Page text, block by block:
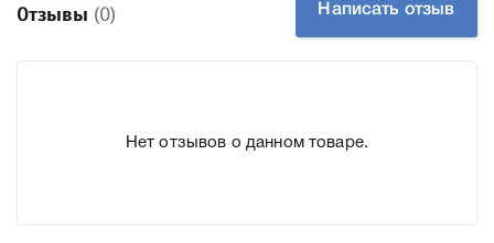
Отзывы (0) Написать отзыв
Нет отзывов о данном товаре.